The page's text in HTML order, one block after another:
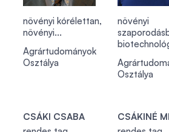
növényi kórélettan,
növényi...
Agrártudományok
Osztálya
növényi
Osztálya
CSÁKI CSABA
CSÁKINÉ